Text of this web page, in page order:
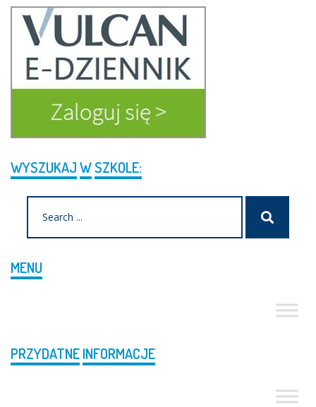
WYSZUKAJWSZKOLE:
Szukaj
MENU
PRZYDATNEINFORMACJE